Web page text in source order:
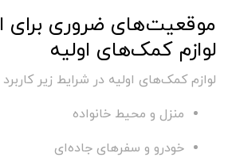
موقعیت‌های ضروری برای
لوازم کمک‌های اولیه
لوازم کمک‌های اولیه در شرایط زیر کاربرد
منزل و محیط خانواده
خودرو و سفرهای جاده‌ای